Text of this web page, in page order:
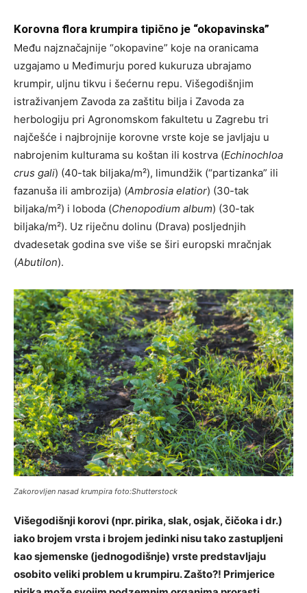
Korovna flora krumpira tipično je “okopavinska”
Među najznačajnije “okopavine” koje na oranicama
uzgajamo u Međimurju pored kukuruza ubrajamo
krumpir, uljnu tikvu i šećernu repu. Višegodišnjim
istraživanjem Zavoda za zaštitu bilja i Zavoda za
herbologiju pri Agronomskom fakultetu u Zagrebu tri
najčešće i najbrojnije korovne vrste koje se javljaju u
nabrojenim kulturama su koštan ili kostrva (Echinochloa
crus gali) (40-tak biljaka/m²), limundžik (“partizanka” ili
fazanuša ili ambrozija) (Ambrosia elatior) (30-tak
biljaka/m²) i loboda (Chenopodium album) (30-tak
biljaka/m²). Uz riječnu dolinu (Drava) posljednjih
dvadesetak godina sve više se širi europski mračnjak
(Abutilon).
Zakorovljen nasad krumpira foto:Shutterstock
Višegodišnji korovi (npr. pirika, slak, osjak, čičoka i dr.)
iako brojem vrsta i brojem jedinki nisu tako zastupljeni
kao sjemenske (jednogodišnje) vrste predstavljaju
osobito veliki problem u krumpiru. Zašto?! Primjerice